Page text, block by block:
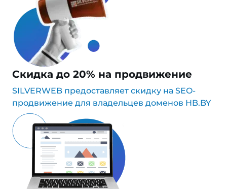
Скидка до 20% на продвижение
SILVERWEB предоставляет скидку на SEO-
продвижение для владельцев доменов HB.BY